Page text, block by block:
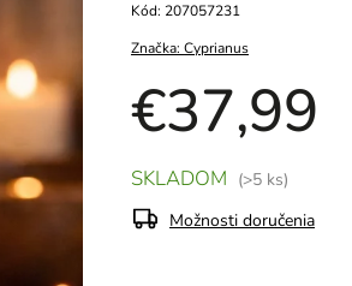
Značka:Cyprianus
€37,99
Kód: 207057231
SKLADOM (>5 ks)
Možnosti doručenia